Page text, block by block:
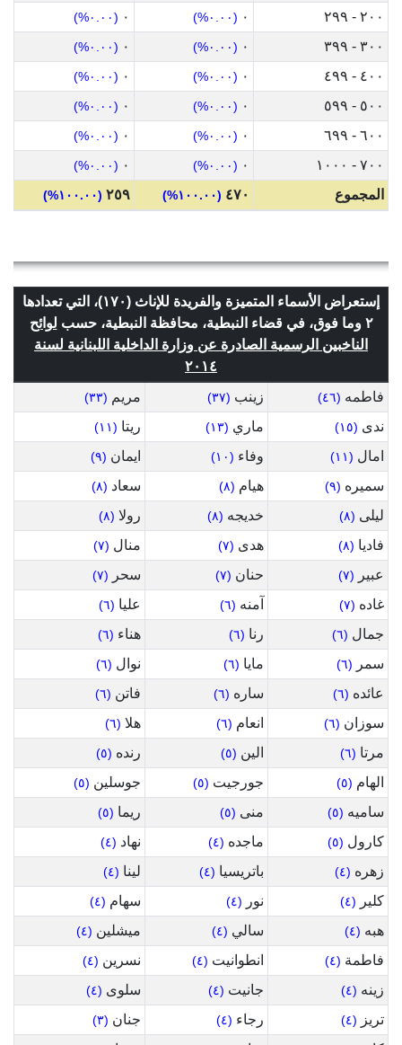
٢٠٠ - ٢٩٩ ٠ (٠.٠٠%) ٠ (٠.٠٠%)
٣٠٠ - ٣٩٩ ٠ (٠.٠٠%) ٠ (٠.٠٠%)
٤٠٠ - ٤٩٩ ٠ (٠.٠٠%) ٠ (٠.٠٠%)
٥٠٠ - ٥٩٩ ٠ (٠.٠٠%) ٠ (٠.٠٠%)
٦٠٠ - ٦٩٩ ٠ (٠.٠٠%) ٠ (٠.٠٠%)
٧٠٠ - ١٠٠٠ ٠ (٠.٠٠%) ٠ (٠.٠٠%)
المجموع ٤٧٠ (١٠٠.٠٠%) ٢٥٩ (١٠٠.٠٠%)
إستعراض الأسماء المتميزة والفريدة للإناث (١٧٠)، التي تعدادها
٢ وما فوق، في قضاء النبطية، محافظة النبطية، حسب
لوائح
الناخبين الرسمية الصادرة عن وزارة الداخلية اللبنانية لسنة
٢٠١٤
فاطمه (٤٦) زينب (٣٧) مريم (٣٣)
ندى (١٥) ماري (١٣) ريتا (١١)
امال (١١) وفاء (١٠) ايمان (٩)
سميره (٩) هيام (٨) سعاد (٨)
ليلى (٨) خديجه (٨) رولا (٨)
فاديا (٨) هدى (٧) منال (٧)
عبير (٧) حنان (٧) سحر (٧)
غاده (٧) آمنه (٦) عليا (٦)
جمال (٦) رنا (٦) هناء (٦)
سمر (٦) مايا (٦) نوال (٦)
عائده (٦) ساره (٦) فاتن (٦)
سوزان (٦) انعام (٦) هلا (٦)
مرتا (٦) الين (٥) رنده (٥)
الهام (٥) جورجيت (٥) جوسلين (٥)
ساميه (٥) منى (٥) ريما (٥)
كارول (٥) ماجده (٤) نهاد (٤)
زهره (٤) باتريسيا (٤) لينا (٤)
كلير (٤) نور (٤) سهام (٤)
هبه (٤) سالي (٤) ميشلين (٤)
فاطمة (٤) انطوانيت (٤) نسرين (٤)
زينه (٤) جانيت (٤) سلوى (٤)
تريز (٤) رجاء (٤) جنان (٣)